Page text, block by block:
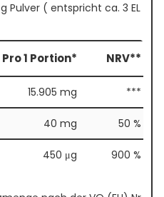
Pulver ( entspricht ca. 3 EL
Pro 1 Portion* NRV**
15.905 mg ***
40 mg 50 %
450 μg 900 %